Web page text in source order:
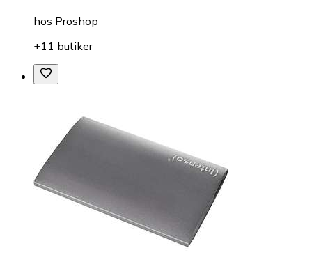
hos Proshop
+11 butiker